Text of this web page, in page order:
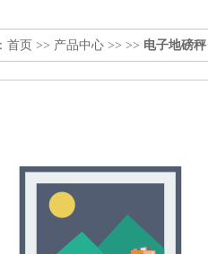
首页 >> 产品中心 >> >> 电子地磅秤